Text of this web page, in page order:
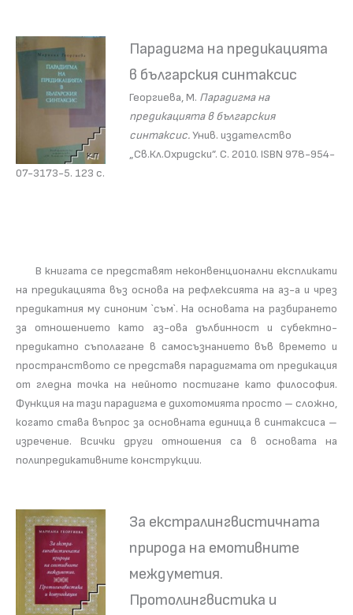
Парадигма на предикацията
в българския синтаксис
Георгиева, М. Парадигма на
предикацията в българския
синтаксис.Унив. издателство
„Св.Кл.Охридски”. С. 2010. ISBN 978-954-
07-3173-5. 123 с.
В книгата се представят неконвенционални експликати
на предикацията въз основа на рефлексията на аз-а и чрез
предикатния му синоним `съм`. На основата на разбирането
за отношението като аз-ова дълбинност и субектно-
предикатно съполагане в самосъзнанието във времето и
пространството се представя парадигмата от предикация
от гледна точка на нейното постигане като философия.
Функция на тази парадигма е дихотомията просто – сложно,
когато става въпрос за основната единица в синтаксиса –
изречение. Всички други отношения са в основата на
полипредикативните конструкции.
За екстралингвистичната
природа на емотивните
междуметия.
Протолингвистика и